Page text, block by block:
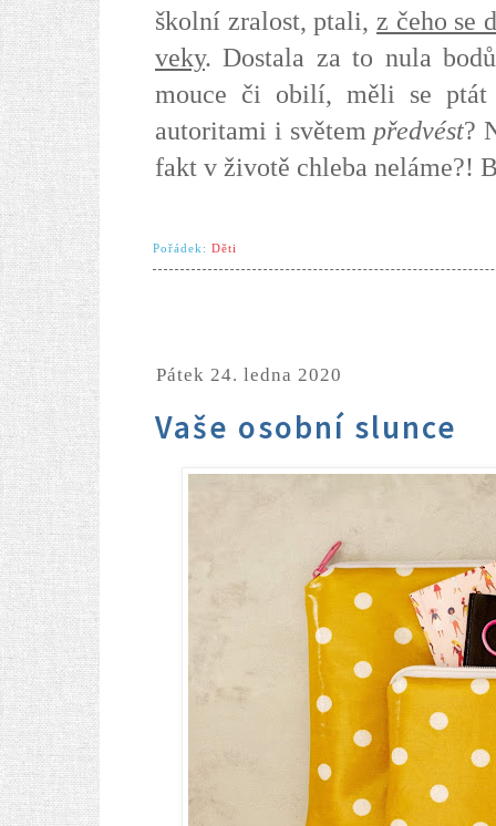
školní zralost, ptali, z čeho se
veky. Dostala za to nula
mouce či obilí, měli se
autoritami i světem předvést?
fakt v životě chleba neláme?!
Pořádek: Děti
pátek 24. ledna 2020
Vaše osobní slunce